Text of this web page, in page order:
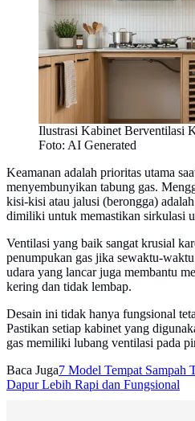
Ilustrasi Kabinet Berventilasi
Foto: AI Generated
Keamanan adalah prioritas utama
menyembunyikan tabung gas.
kisi-kisi atau jalusi (berongga)
dimiliki untuk memastikan sirkulasi
Ventilasi yang baik sangat krusial
penumpukan gas jika sewaktu-
udara yang lancar juga membantu
kering dan tidak lembap.
Desain ini tidak hanya fungsional
Pastikan setiap kabinet yang
gas memiliki lubang ventilasi pada
Baca Juga7 Model Tempat Sampah
Dapur Lebih Rapi dan Fungsional